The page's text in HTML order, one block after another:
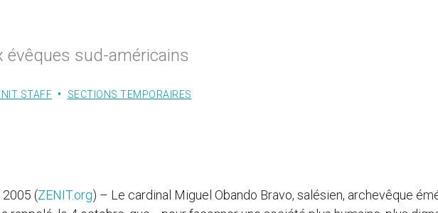
évêques sud-américains
STAFF SECTIONS TEMPORAIRES
(ZENIT.org) – Le cardinal Miguel Obando Bravo, salésien, archevêque